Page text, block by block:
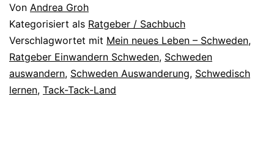
Von Andrea Groh
Kategorisiert als Ratgeber / Sachbuch
Verschlagwortet mit Mein neues Leben – Schweden,
Ratgeber Einwandern Schweden, Schweden
auswandern, Schweden Auswanderung, Schwedisch
lernen, Tack-Tack-Land